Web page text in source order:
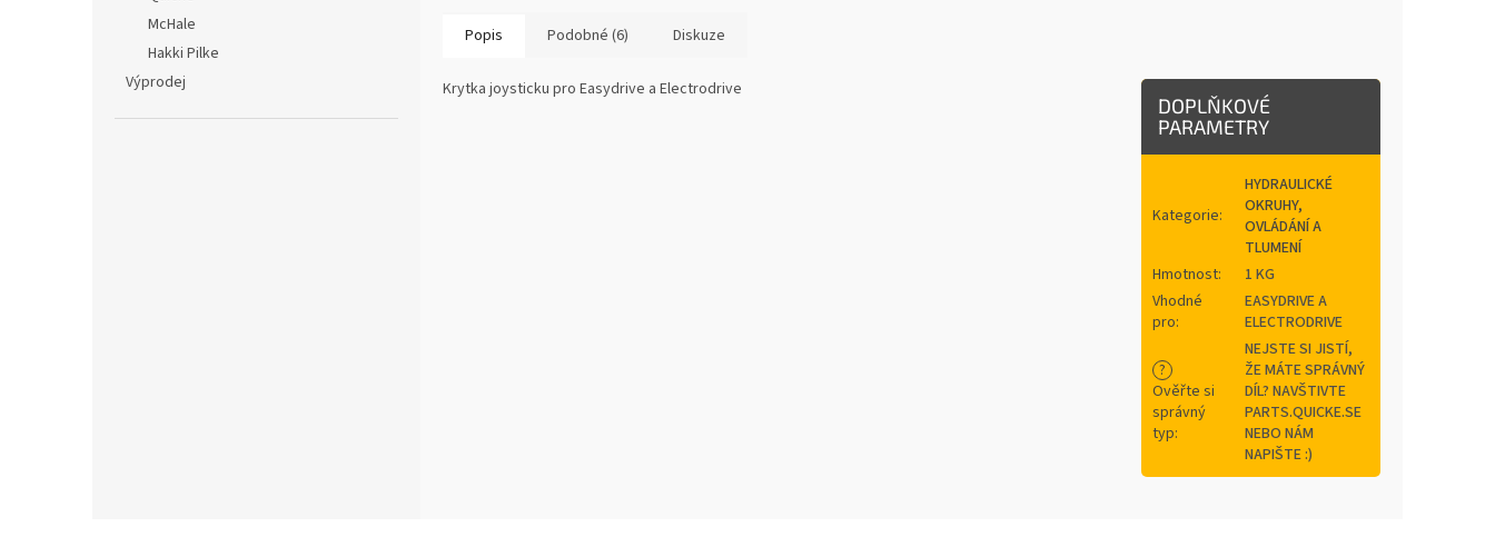
McHale
Hakki Pilke
Výprodej
Popis Podobné (6) Diskuze
Krytka joysticku pro Easydrive a Electrodrive
DOPLŇKOVÉ
PARAMETRY
Kategorie:
HYDRAULICKÉ
OKRUHY,
OVLÁDÁNÍ A
TLUMENÍ
Hmotnost:
1 KG
Vhodné
pro:
EASYDRIVE A
ELECTRODRIVE
?
Ověřte si
správný
typ:
NEJSTE SI JISTÍ,
ŽE MÁTE SPRÁVNÝ
DÍL? NAVŠTIVTE
PARTS.QUICKE.SE
NEBO NÁM
NAPIŠTE :)